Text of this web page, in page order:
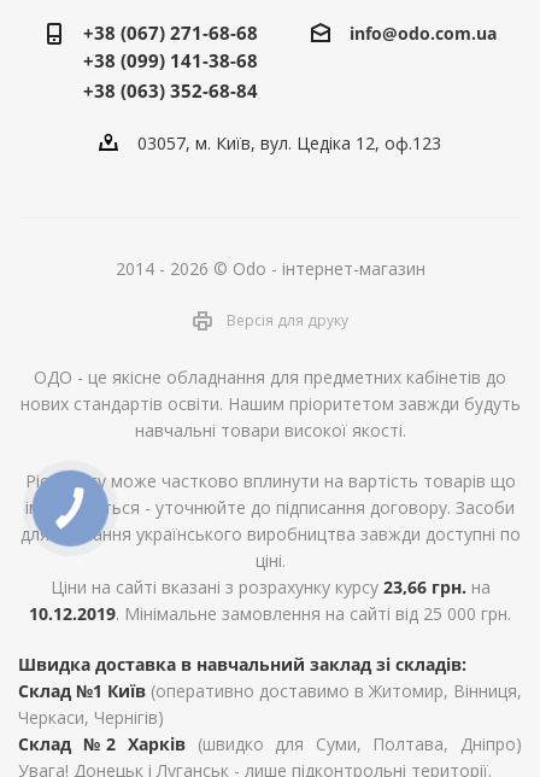
+38 (067) 271-68-68
+38 (099) 141-38-68
+38 (063) 352-68-84
info@odo.com.ua
03057, м. Київ, вул. Цедіка 12, оф.123
2014 - 2026 © Odo - інтернет-магазин
Версія для друку
ОДО - це якісне обладнання для предметних кабінетів до
нових стандартів освіти. Нашим пріоритетом завжди будуть
навчальні товари високої якості.
Ріст курсу може частково вплинути на вартість товарів що
імпортуються - уточнюйте до підписання договору. Засоби
для навчання українського виробництва завжди доступні по
ціні.
Ціни на сайті вказані з розрахунку курсу 23,66 грн. на
10.12.2019. Мінімальне замовлення на сайті від 25 000 грн.
Швидка доставка в навчальний заклад зі складів:
Склад №1 Київ (оперативно доставимо в Житомир, Вінниця,
Черкаси, Чернігів)
Склад №2 Харків(швидко для Суми, Полтава, Дніпро)
Увага! Донецьк і Луганськ - лише підконтрольні території.